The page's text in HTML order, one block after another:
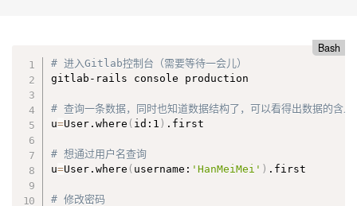
Bash
# 进入Gitlab控制台（需要等待一会儿）
gitlab-rails console production
# 查询一条数据，同时也知道数据结构了，可以看得出数据
u=User.where ( id:1 ) .first
# 想通过用户名查询
u=User.where ( username: 'HanMeiMei' ) .first
# 修改密码